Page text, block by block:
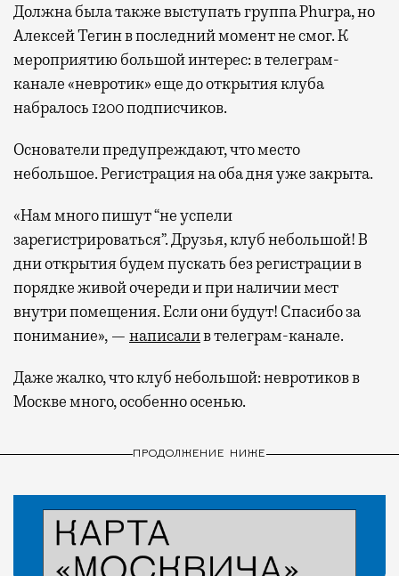
Должна была также выступать группа Phurpa, но
Алексей Тегин в последний момент не смог. К
мероприятию большой интерес: в телеграм-
канале «невротик» еще до открытия клуба
набралось 1200 подписчиков.
Основатели предупреждают, что место
небольшое. Регистрация на оба дня уже закрыта.
«Нам много пишут “не успели
зарегистрироваться”. Друзья, клуб небольшой! В
дни открытия будем пускать без регистрации в
порядке живой очереди и при наличии мест
внутри помещения. Если они будут! Спасибо за
понимание», — написалив телеграм-канале.
Даже жалко, что клуб небольшой: невротиков в
Москве много, особенно осенью.
ПРОДОЛЖЕНИЕ НИЖЕ